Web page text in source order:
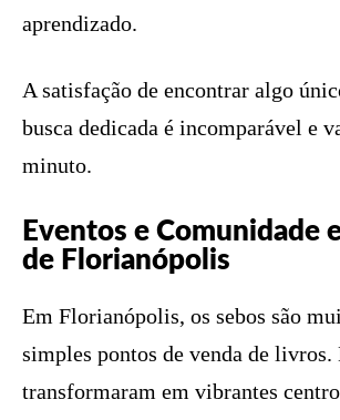
aprendizado.
A satisfação de encontrar algo
busca dedicada é incomparável e
minuto.
Eventos e Comunidade
de Florianópolis
Em Florianópolis, os sebos são
simples pontos de venda de livros.
transformaram em vibrantes